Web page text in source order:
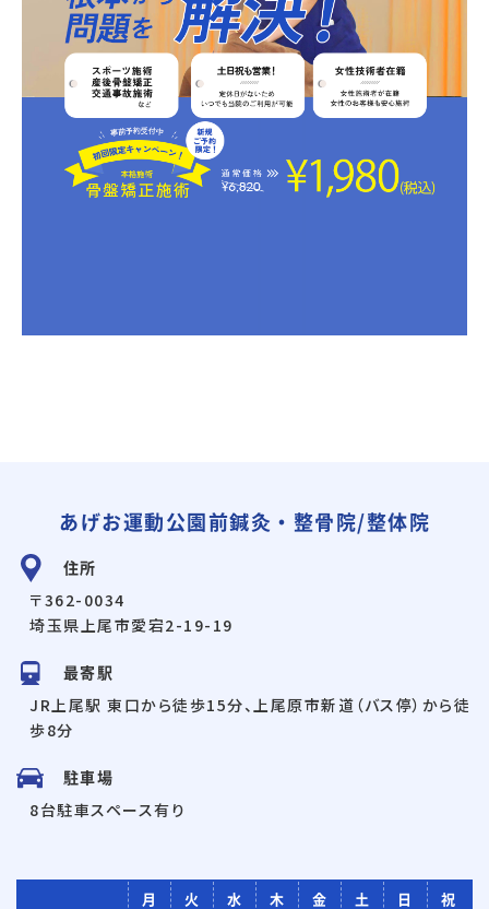
あげお運動公園前鍼灸・整骨院/整体院
住所
〒362-0034
埼玉県上尾市愛宕2-19-19
最寄駅
JR上尾駅 東口から徒歩15分、上尾原市新道（バス停）から徒
歩8分
駐車場
8台駐車スペース有り
月 火 水 木 金 土 日 祝